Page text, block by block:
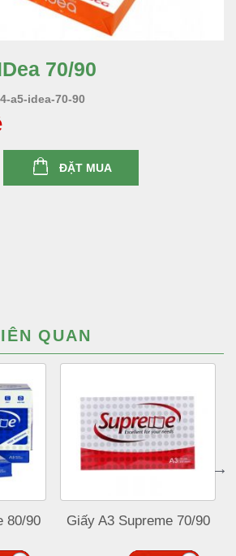
70/90
a5-idea-70-90
ĐẶT MUA
QUAN
80/90 Giấy A3 Supreme 70/90